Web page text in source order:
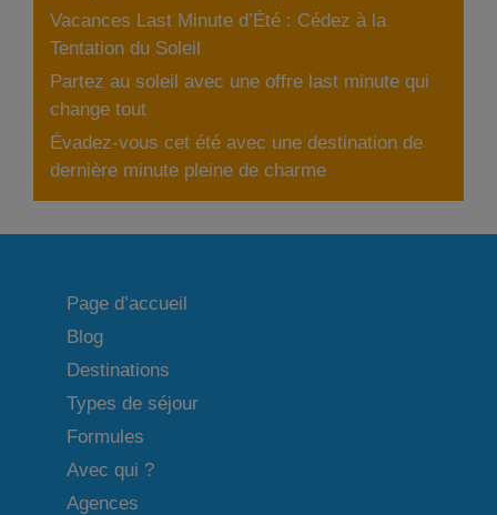
Vacances Last Minute d’Été : Cédez à la
Tentation du Soleil
Partez au soleil avec une offre last minute qui
change tout
Évadez-vous cet été avec une destination de
dernière minute pleine de charme
Page d’accueil
Blog
Destinations
Types de séjour
Formules
Avec qui ?
Agences